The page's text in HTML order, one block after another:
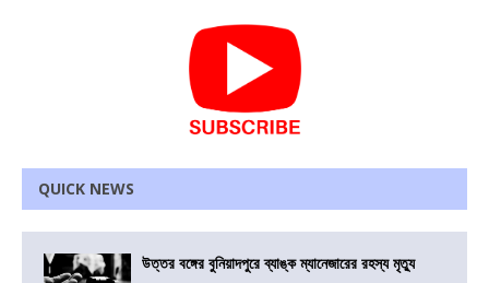
QUICK NEWS
উত্তর বঙ্গের বুনিয়াদপুরে ব্যাঙ্ক ম্যানেজারের রহস্য মৃত্যু